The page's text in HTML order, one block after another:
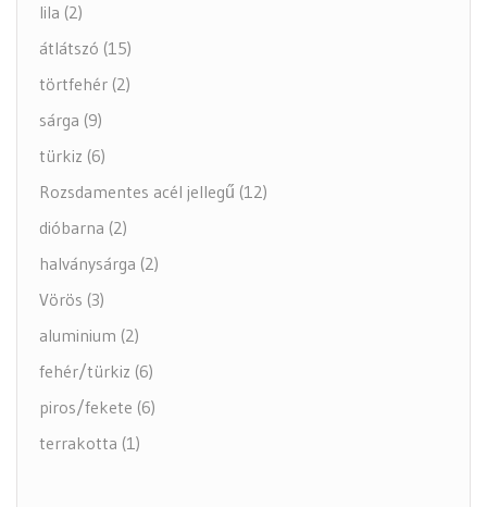
lila (2)
átlátszó (15)
törtfehér (2)
sárga (9)
türkiz (6)
Rozsdamentes acél jellegű (12)
dióbarna (2)
halványsárga (2)
Vörös (3)
aluminium (2)
fehér/türkiz (6)
piros/fekete (6)
terrakotta (1)